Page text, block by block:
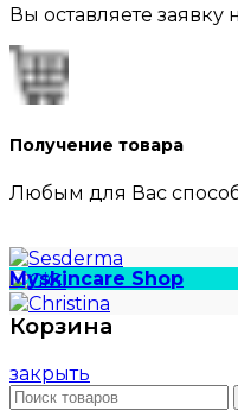
Вы оставляете заявку
Получение товара
Любым для Вас
Myskincare Shop
Корзина
закрыть